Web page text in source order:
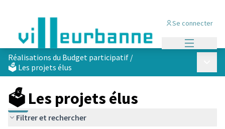
Se connecter
Réalisations du Budget participatif /
🗳️ Les projets élus
🗳️ Les projets élus
Filtrer et rechercher